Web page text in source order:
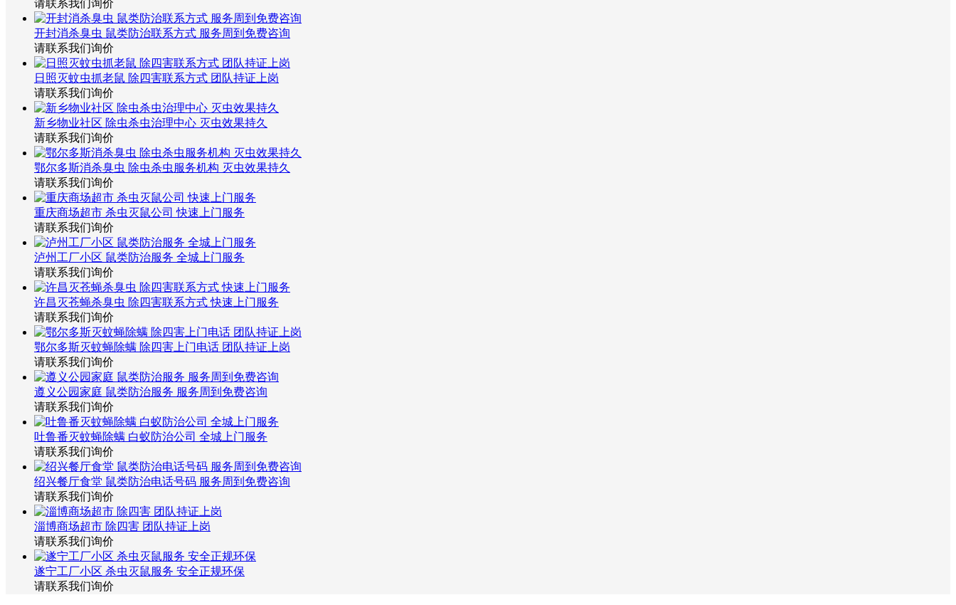
请联系我们询价
开封消杀臭虫 鼠类防治联系方式 服务周到免费咨询
请联系我们询价
日照灭蚊虫抓老鼠 除四害联系方式 团队持证上岗
请联系我们询价
新乡物业社区 除虫杀虫治理中心 灭虫效果持久
请联系我们询价
鄂尔多斯消杀臭虫 除虫杀虫服务机构 灭虫效果持久
请联系我们询价
重庆商场超市 杀虫灭鼠公司 快速上门服务
请联系我们询价
泸州工厂小区 鼠类防治服务 全城上门服务
请联系我们询价
许昌灭苍蝇杀臭虫 除四害联系方式 快速上门服务
请联系我们询价
鄂尔多斯灭蚊蝇除螨 除四害上门电话 团队持证上岗
请联系我们询价
遵义公园家庭 鼠类防治服务 服务周到免费咨询
请联系我们询价
吐鲁番灭蚊蝇除螨 白蚁防治公司 全城上门服务
请联系我们询价
绍兴餐厅食堂 鼠类防治电话号码 服务周到免费咨询
请联系我们询价
淄博商场超市 除四害 团队持证上岗
请联系我们询价
遂宁工厂小区 杀虫灭鼠服务 安全正规环保
请联系我们询价